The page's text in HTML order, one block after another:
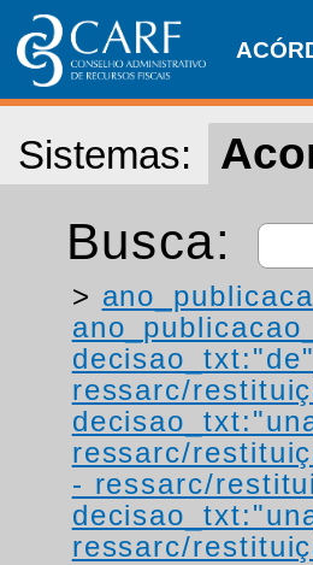
Sistemas:
Busca:
>
decisao_txt:"de"
ressarc/
ressarc/
- ressarc/
ressarc/